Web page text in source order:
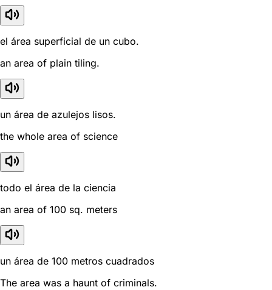
el área superficial de un cubo.
an area of plain tiling.
un área de azulejos lisos.
the whole area of science
todo el área de la ciencia
an area of 100 sq. meters
un área de 100 metros cuadrados
The area was a haunt of criminals.